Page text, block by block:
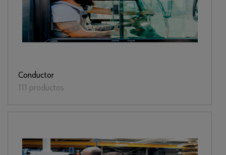
Conductor
111 productos